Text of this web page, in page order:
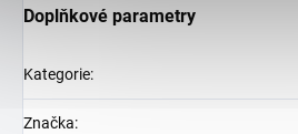
Doplňkové parametry
Kategorie:
Značka: